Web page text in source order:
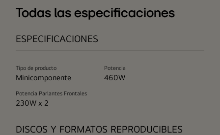
Todas las especificaciones
ESPECIFICACIONES
Tipo de producto
Minicomponente
Potencia
460W
Potencia Parlantes Frontales
230W x 2
DISCOS Y FORMATOS REPRODUCIBLES